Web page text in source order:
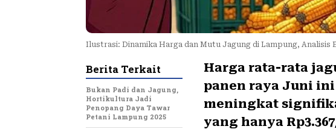
Ilustrasi: Dinamika Harga dan Mutu Jagung di Lampung, Analisis
Harga rata-rata
panen raya Juni ini
meningkat
yang hanya
Berita Terkait
Bukan Padi dan Jagung,
Hortikultura Jadi
Penopang Daya Tawar
Petani Lampung 2025